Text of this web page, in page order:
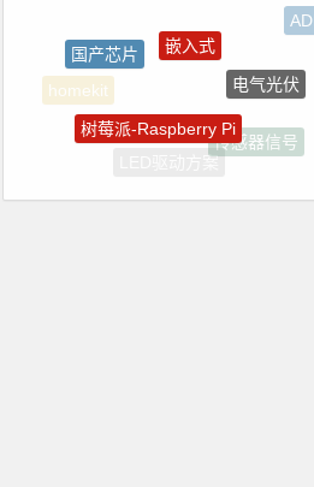
homekit
电气光伏
传感器信号
LED驱动方案
树莓派-Raspberry Pi